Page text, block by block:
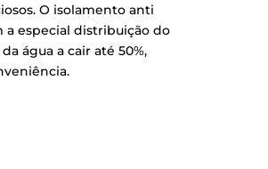
O isolamento anti
a especial distribuição do
água a cair até 50%,